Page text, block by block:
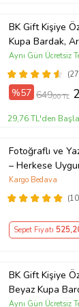
BK Gift Kişiye
Kupa Bardak,
Sevgiliye
Aynı Gün Ücretsiz
%57 649,00 TL
29,76 TL'den
Fotoğraflı ve
– Herkese
Porselen
Kargo Bedava
Sepet Fiyatı 525
BK Gift Kişiye
Beyaz Kupa
Hediye,
Aynı Gün Ücretsiz